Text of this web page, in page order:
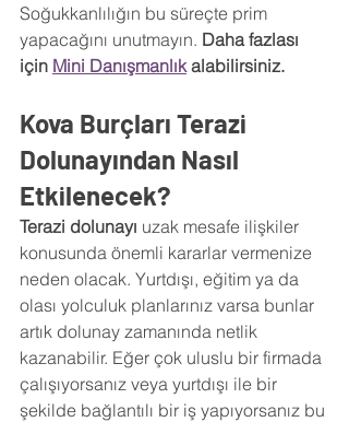
Soğukkanlılığın bu süreçte prim
yapacağını unutmayın. Daha fazlası
için Mini Danışmanlık alabilirsiniz.
Kova Burçları Terazi
Dolunayından Nasıl
Etkilenecek?
Terazi dolunayı uzak mesafe ilişkiler
konusunda önemli kararlar vermenize
neden olacak. Yurtdışı, eğitim ya da
olası yolculuk planlarınız varsa bunlar
artık dolunay zamanında netlik
kazanabilir. Eğer çok uluslu bir firmada
çalışıyorsanız veya yurtdışı ile bir
şekilde bağlantılı bir iş yapıyorsanız bu